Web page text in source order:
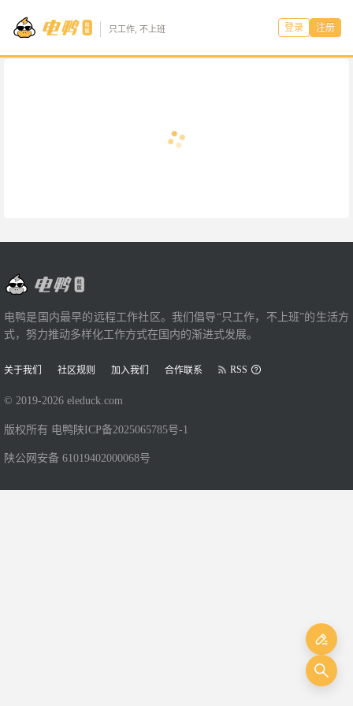
只工作, 不上班 登录 注册
电鸭是国内最早的远程工作社区。我们倡导“只工作，不上班”的生活方
式，努力推动多样化工作方式在国内的渐进式发展。
关于我们 社区规则 加入我们 合作联系 RSS
© 2019-2026 eleduck.com
版权所有 电鸭 陕ICP备2025065785号-1
陕公网安备 61019402000068号